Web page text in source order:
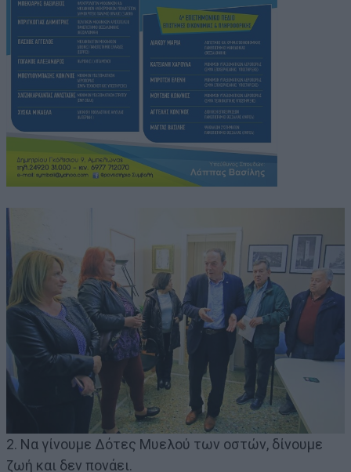
2. Να γίνουμε Δότες Μυελού των οστών, δίνουμε
ζωή και δεν πονάει.